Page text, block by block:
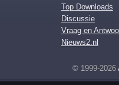
Top Downloads
Discussie
Vraag en
Nieuws2.nl
© 1999-2026